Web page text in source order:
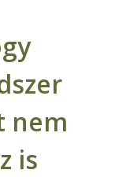
nem
is